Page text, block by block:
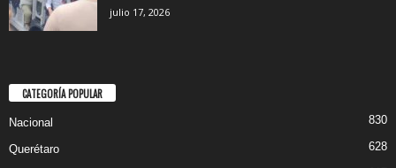
julio 17, 2026
CATEGORÍA POPULAR
Nacional 830
Querétaro 628